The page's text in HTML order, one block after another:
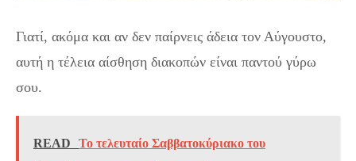
Γιατί, ακόμα και αν δεν παίρνεις άδεια τον Αύγουστο,
αυτή η τέλεια αίσθηση διακοπών είναι παντού γύρω
σου.
READ
Το τελευταίο Σαββατοκύριακο του